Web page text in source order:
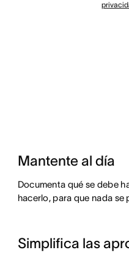
Mantente al día
Documenta qué se debe
hacerlo, para que nada se
Simplifica las